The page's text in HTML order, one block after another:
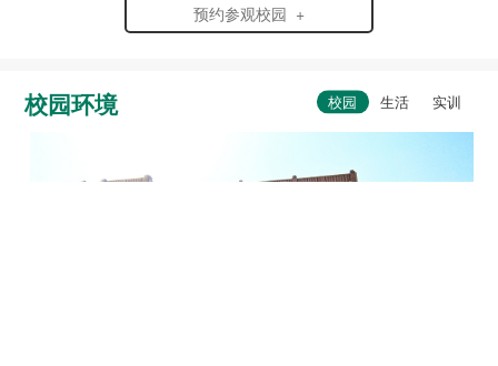
预约参观校园 +
校园环境